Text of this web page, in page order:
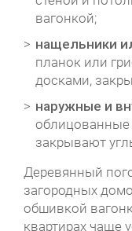
вагонкой;
нащельники
планок или
досками,
наружные и
облицованные
закрывают
Деревянный
загородных
обшивкой
квартирах чаще